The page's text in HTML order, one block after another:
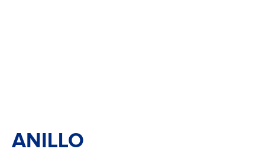
ANILLO